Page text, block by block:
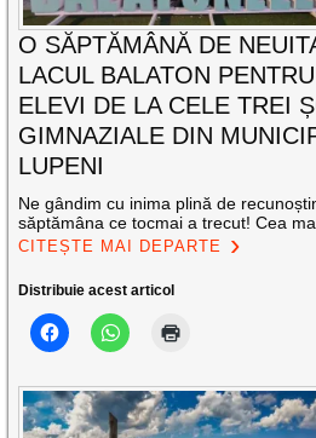
O SĂPTĂMÂNĂ DE
LACUL BALATON PENTRU
ELEVI DE LA CELE TREI
GIMNAZIALE DIN
LUPENI
Ne gândim cu inima plină de
săptămâna ce tocmai a trecut! Cea
CITEȘTE MAI DEPARTE
Distribuie acest articol